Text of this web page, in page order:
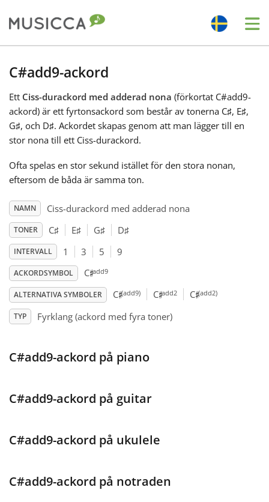
Български
Dansk
Deutsch
Español
Français
日本語
Polski
C#add9-ackord
Ett Ciss-durackord med adderad nona (förkortat C#add9-
ackord) är ett fyrtonsackord som består av tonerna C♯, E♯,
G♯, och D♯. Ackordet skapas genom att man lägger till en
stor nona till ett Ciss-durackord.
Ofta spelas en stor sekund istället för den stora nonan,
eftersom de båda är samma ton.
NAMN Ciss-durackord med adderad nona
TONER C♯ E♯ G♯ D♯
INTERVALL 1 3 5 9
ACKORDSYMBOL C♯add9
ALTERNATIVA SYMBOLER C♯(add9) C♯add2 C♯(add2)
TYP Fyrklang (ackord med fyra toner)
C#add9-ackord på piano
C#add9-ackord på guitar
C#add9-ackord på ukulele
C#add9-ackord på notraden